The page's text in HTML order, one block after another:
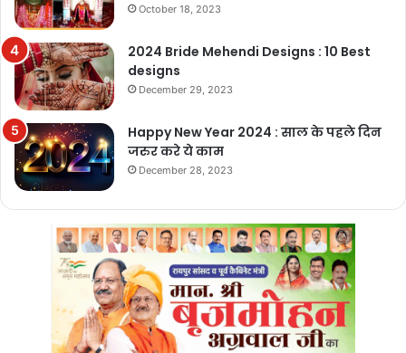
October 18, 2023
2024 Bride Mehendi Designs : 10 Best
designs
December 29, 2023
Happy New Year 2024 : साल के पहले दिन
जरुर करे ये काम
December 28, 2023